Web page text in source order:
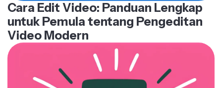
Cara Edit Video: Panduan Lengkap
untuk Pemula tentang Pengeditan
Video Modern